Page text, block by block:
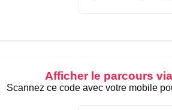
Afficher le parcours
Scannez ce code avec votre mobile